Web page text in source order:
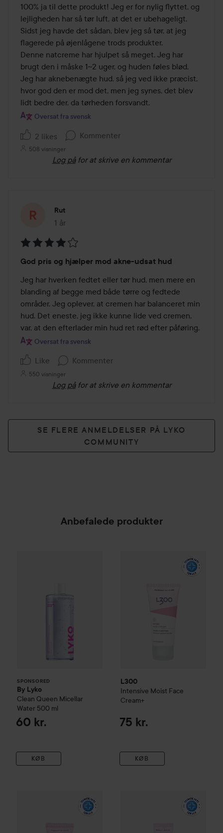
ud
af
5
100% ja til dette produkt! Jeg er for nylig flyttet, og
lejligheden har så tør luft, at det er ubehageligt.
Sidst jeg havde det sådan, blev jeg så tør, at jeg
flagerede på øjenlågene trods produkter.
Denne natcreme har hjulpet så meget. Jeg har
brugt den i måske 1~2 uger, og huden føles blød.
Jeg har aknebenægte hud, så jeg ved ikke præcist,
hvor god den er mod det, men jeg synes, det blev
lidt bedre der, da tørheden forsvandt.
Oversat fra svensk
2 likes Kommenter
508 visninger
Log på for at skrive en kommentar
Rut
1 år
Posten blev oprettet 1 år
4
ud
af
5
God pris og hjælper mod akne-udsat hud
Jeg har hverken fedtet eller tør hud, men mere en
blanding af begge med både tørre og fedtede
områder. Jeg oplever, at cremen har balanceret min
hud. Det eneste, jeg ikke kunne lide ved cremen,
var, at den efterlader min hud ret rød efter påføring.
Oversat fra svensk
Like Kommenter
550 visninger
Log på for at skrive en kommentar
SE FLERE ANMELDELSER PÅ LYKO
COMMUNITY
Anbefalede produkter
SPONSORED
By Lyko
Clean Queen Micellar
Water 500 ml
60 kr.
KØB
L300
Intensive Moist Face
Cream+
75 kr.
KØB